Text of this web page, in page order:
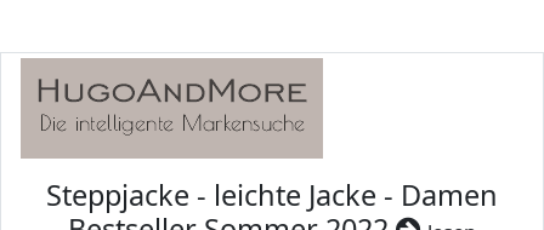
Steppjacke - leichte Jacke - Damen